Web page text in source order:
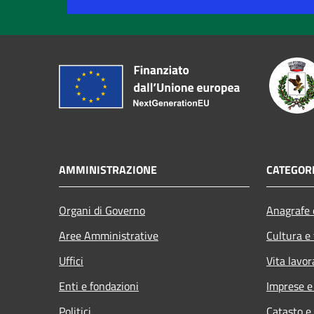
AMMINISTRAZIONE
Organi di Governo
Aree Amministrative
Uffici
Enti e fondazioni
Cultura
Vita
Imprese